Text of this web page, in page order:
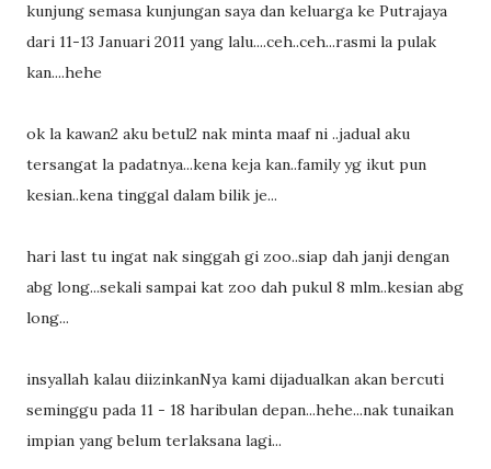
kunjung semasa kunjungan saya dan keluarga ke Putrajaya
dari 11-13 Januari 2011 yang lalu....ceh..ceh...rasmi la pulak
kan....hehe
ok la kawan2 aku betul2 nak minta maaf ni ..jadual aku
tersangat la padatnya...kena keja kan..family yg ikut pun
kesian..kena tinggal dalam bilik je...
hari last tu ingat nak singgah gi zoo..siap dah janji dengan
abg long...sekali sampai kat zoo dah pukul 8 mlm..kesian abg
long...
insyallah kalau diizinkanNya kami dijadualkan akan bercuti
seminggu pada 11 - 18 haribulan depan...hehe...nak tunaikan
impian yang belum terlaksana lagi...